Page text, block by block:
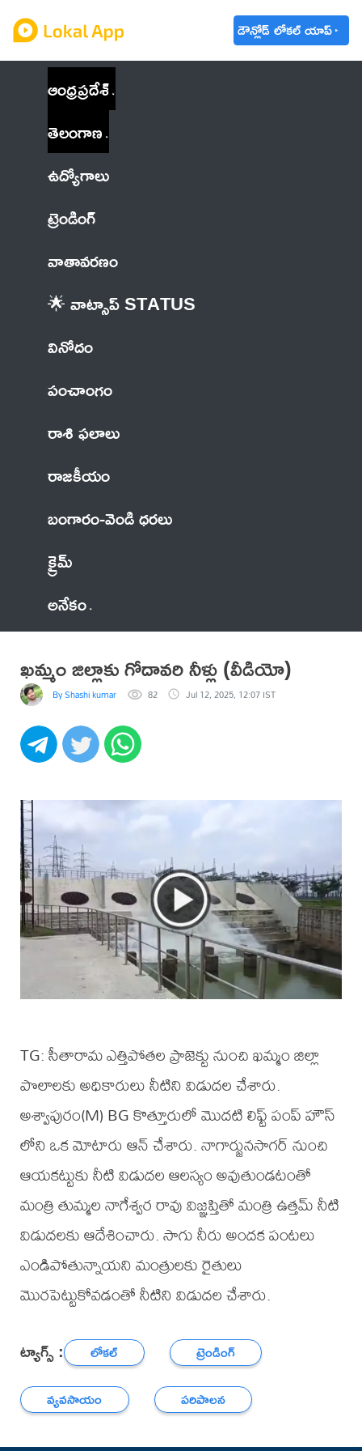
డౌన్లోడ్ లోకల్ యాప్
ఆంధ్రప్రదేశ్
తెలంగాణ
ఉద్యోగాలు
ట్రెండింగ్
వాతావరణం
🌟 వాట్సాప్ STATUS
వినోదం
పంచాంగం
రాశి ఫలాలు
రాజకీయం
బంగారం-వెండి ధరలు
క్రైమ్
అనేకం
ఖమ్మం జిల్లాకు గోదావరి నీళ్లు (వీడియో)
By Shashi kumar 82 Jul 12, 2025, 12:07 IST
TG: సీతారామ ఎత్తిపోతల ప్రాజెక్టు నుంచి ఖమ్మం జిల్లా
పొలాలకు అధికారులు నీటిని విడుదల చేశారు.
అశ్వాపురం(M) BG కొత్తూరులో మొదటి లిఫ్ట్ పంప్ హౌస్
లోని ఒక మోటారు ఆన్ చేశారు. నాగార్జునసాగర్ నుంచి
ఆయకట్టుకు నీటి విడుదల ఆలస్యం అవుతుండటంతో
మంత్రి తుమ్మల నాగేశ్వర రావు విజ్ఞప్తితో మంత్రి ఉత్తమ్ నీటి
విడుదలకు ఆదేశించారు. సాగు నీరు అందక పంటలు
ఎండిపోతున్నాయని మంత్రులకు రైతులు
మొరపెట్టుకోవడంతో నీటిని విడుదల చేశారు.
ట్యాగ్స్ : లోకల్
ట్రెండింగ్
వ్యవసాయం
పరిపాలన